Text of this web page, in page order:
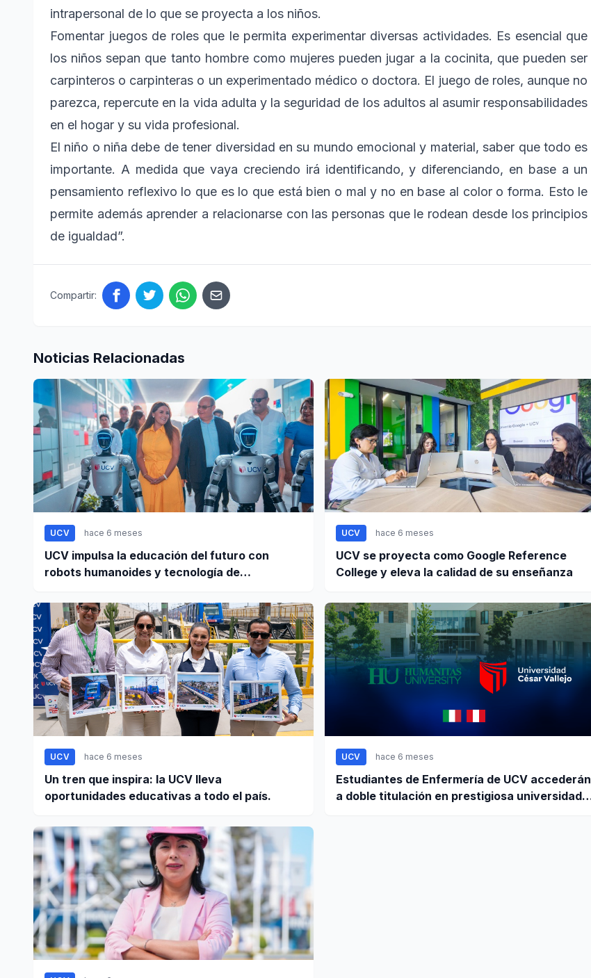
intrapersonal de lo que se proyecta a los niños.
Fomentar juegos de roles que le permita experimentar diversas actividades. Es esencial que
los niños sepan que tanto hombre como mujeres pueden jugar a la cocinita, que pueden ser
carpinteros o carpinteras o un experimentado médico o doctora. El juego de roles, aunque no
parezca, repercute en la vida adulta y la seguridad de los adultos al asumir responsabilidades
en el hogar y su vida profesional.
El niño o niña debe de tener diversidad en su mundo emocional y material, saber que todo es
importante. A medida que vaya creciendo irá identificando, y diferenciando, en base a un
pensamiento reflexivo lo que es lo que está bien o mal y no en base al color o forma. Esto le
permite además aprender a relacionarse con las personas que le rodean desde los principios
de igualdad”.
Compartir:
Noticias Relacionadas
UCV hace 6 meses
UCV impulsa la educación del futuro con
robots humanoides y tecnología de
UCV hace 6 meses
UCV se proyecta como Google Reference
College y eleva la calidad de su enseñanza
UCV hace 6 meses
Un tren que inspira: la UCV lleva
oportunidades educativas a todo el país.
UCV hace 6 meses
Estudiantes de Enfermería de UCV accederán
a doble titulación en prestigiosa universidad